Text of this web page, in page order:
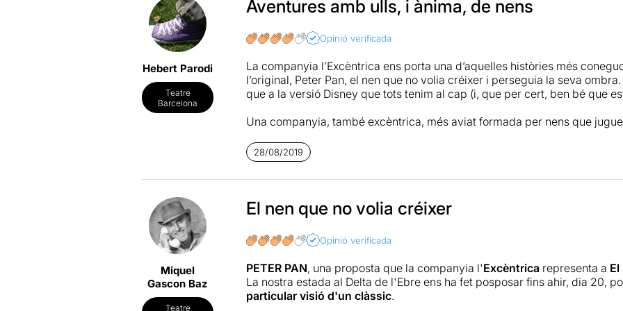
Hebert Parodi
Teatre
Barcelona
Aventures amb ulls, i ànima, de nens
Opinió verificada
La companyia l’Excèntrica ens porta una d’aquelles històries més
l’original, Peter Pan, el nen que no volia créixer i perseguia la seva
que a la versió Disney que tots tenim al cap (i, que per cert, ben bé que
Una companyia, també excèntrica, més aviat formada per nens que
pòsit final trist de l’alegria que s’esvaeix quan el joc s’acaba,
innocent i plena d’il·lusió, amb una mica de vergonya infantil, d’aquesta
la pròpia representació de l’Excèntrica. Amb objectes al servei de la
escenografia, que proporciona una immersiva i versemblant ambientació
camí dels somnis i un escenari casolà. Tot això i, sobretot, els tres
la companyia que vol explicar-nos aquesta història. I ens guanyen de
vaig adonar que portava una bona estona amb la boca oberta, com si no
Campaneta (encara més deliciosa aquí que a la pel·lícula!).
Al final, hem assistit a un teatre(com sempre al Maldà) de proximitat i
joganer, com una tarda de pluja on els nens inventen i viuen un munt
28/08/2019
Miquel
Gascon Baz
Teatre
El nen que no volia créixer
Opinió verificada
PETER PAN, una proposta que la companyia l'Excèntrica representa a El
La nostra estada al Delta de l'Ebre ens ha fet posposar fins ahir, dia 20,
particular visió d'un clàssic.